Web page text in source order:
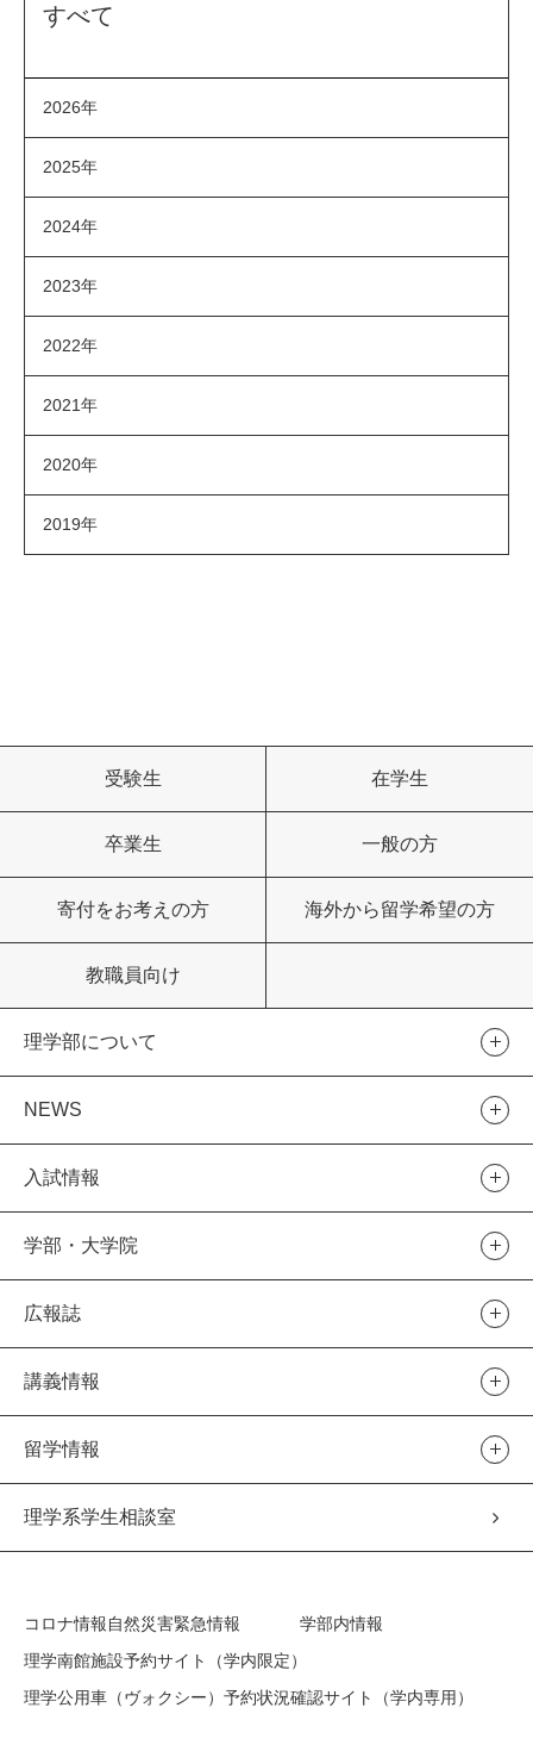
すべて
2026年
2025年
2024年
2023年
2022年
2021年
2020年
2019年
受験生 在学生
卒業生 一般の方
寄付をお考えの方 海外から留学希望の方
教職員向け
理学部について
NEWS
入試情報
学部・大学院
広報誌
講義情報
留学情報
理学系学生相談室
コロナ情報自然災害緊急情報
学部内情報
理学南館施設予約サイト（学内限定）
理学公用車（ヴォクシー）予約状況確認サイト（学内専用）